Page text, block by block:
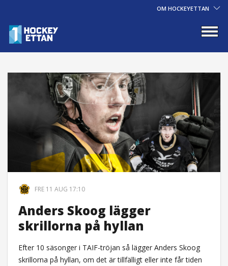
OM HOCKEYETTAN
FRE 11 AUG 17:10
Anders Skoog lägger
skrillorna på hyllan
Efter 10 säsonger i TAIF-tröjan så lägger Anders Skoog
skrillorna på hyllan, om det är tillfälligt eller inte får tiden